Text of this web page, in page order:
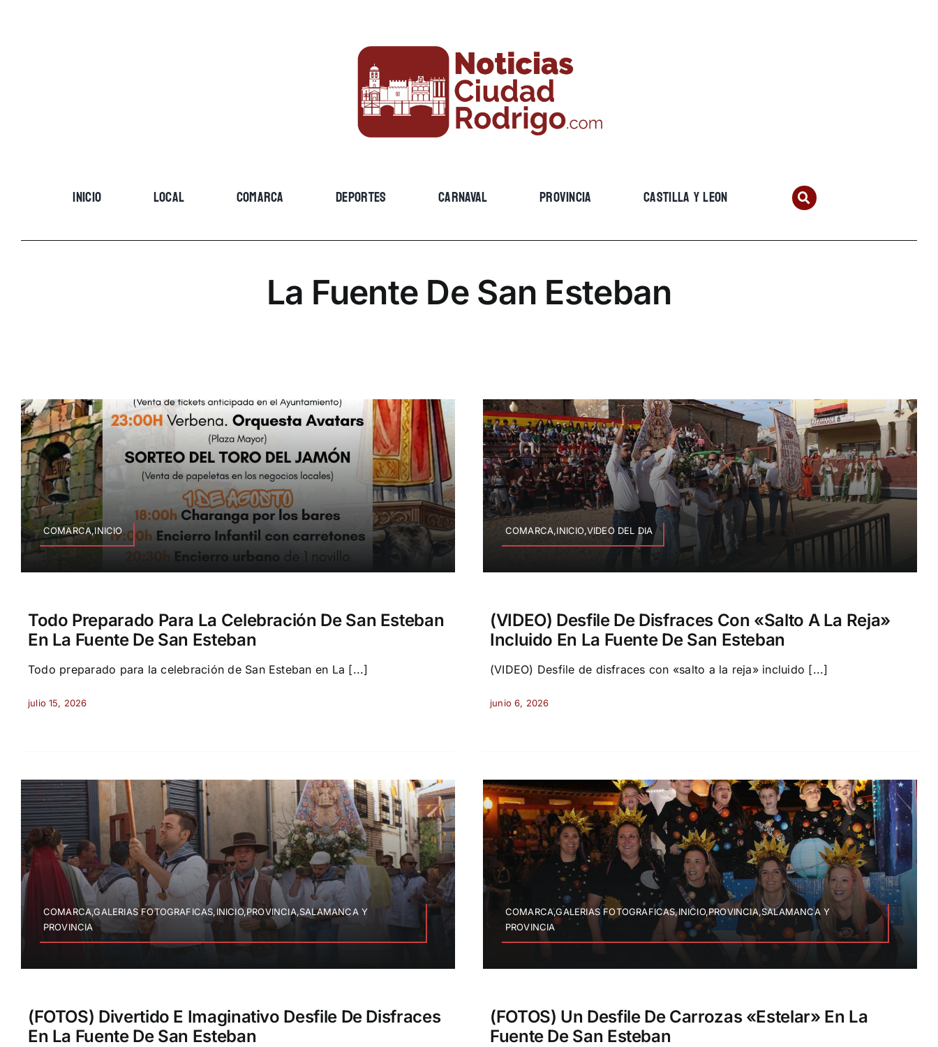
INICIO LOCAL COMARCA DEPORTES CARNAVAL PROVINCIA CASTILLA Y LEON
La Fuente De San Esteban
COMARCA,INICIO
Todo Preparado Para La Celebración De San Esteban
En La Fuente De San Esteban
Todo preparado para la celebración de San Esteban en La [...]
julio 15, 2026
COMARCA,INICIO,VIDEO DEL DIA
(VIDEO) Desfile De Disfraces Con «salto A La Reja»
Incluido En La Fuente De San Esteban
(VIDEO) Desfile de disfraces con «salto a la reja» incluido [...]
junio 6, 2026
COMARCA,GALERIAS FOTOGRAFICAS,INICIO,PROVINCIA,SALAMANCA Y
PROVINCIA
(FOTOS) Divertido E Imaginativo Desfile De Disfraces
En La Fuente De San Esteban
COMARCA,GALERIAS FOTOGRAFICAS,INICIO,PROVINCIA,SALAMANCA Y
PROVINCIA
(FOTOS) Un Desfile De Carrozas «estelar» En La
Fuente De San Esteban